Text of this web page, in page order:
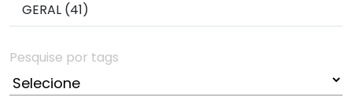
GERAL (41)
Pesquise por tags